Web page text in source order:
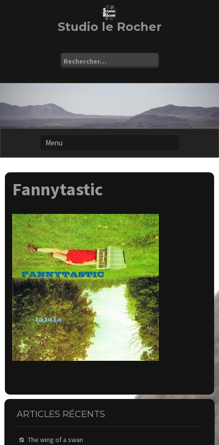
Studio le Rocher
Rechercher :
Fannytastic
ARTICLES RÉCENTS
The wing of a swan